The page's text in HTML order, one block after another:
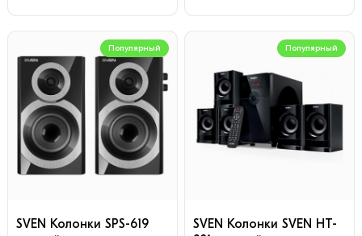
Популярный
SVEN Колонки SPS-619
Популярный
SVEN Колонки SVEN HT-